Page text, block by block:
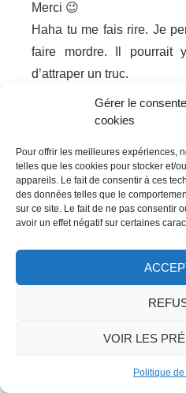
Gérer le
cookies
Pour offrir les meilleures expériences,
telles que les cookies pour stocker et/
appareils. Le fait de consentir à ces
des données telles que le
sur ce site. Le fait de ne pas consentir
avoir un effet négatif sur certaines
VOIR LES
Politique
Merci 😉
Haha tu me fais rire. Je
faire mordre. Il pourrait
d’attraper un truc.
18 novembre 2017 - 22 h 33 min
Mon avis est partagé, d’un
moral, ce soleil et ce maillot
vacances et je veux avoir
partage !